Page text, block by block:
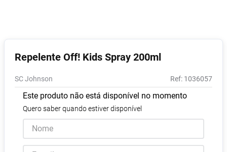
Repelente Off! Kids Spray 200ml
SC Johnson : 1036057
Este produto não está disponível no momento
Quero saber quando estiver disponível
6º Shampoo
7º Desodorante
8 Absorvente
9º Lavitan
10 º